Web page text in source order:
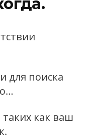
для поиска
как ваш